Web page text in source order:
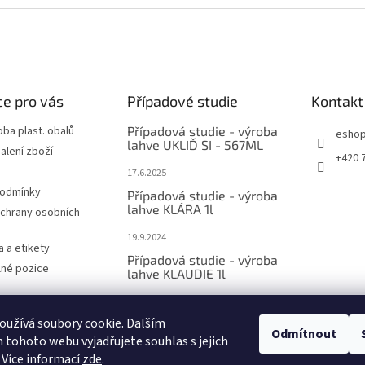
soubory cookie. Dalším
tohoto webu vyjadřujete souhlas s jejich
informacízde.
Odmítnout
pro vás
plast. obalů
zboží
osobních
a etikety
pozice
Případové studie
Případová studie - výroba
lahve UKLIĎ SI - 567ML
17.6.2025
Případová studie - výroba
lahve KLÁRA 1l
19.9.2024
Případová studie - výroba
lahve KLAUDIE 1l
Kontakt
+420